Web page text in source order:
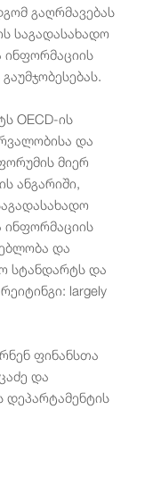
გაღრმავებას
საგადასახადო
ინფორმაციის
OECD-ის
და
მიერ
ანგარიში,
ინფორმაციის
და
სტანდარტს და
largely
ფინანსთა
და
დეპარტამენტის